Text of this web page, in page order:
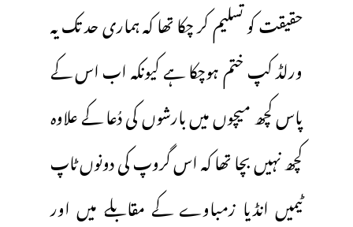
حقیقت کو تسلیم کر چکا تھا کہ ہماری حد تک یہ
ورلڈ کپ ختم ہوچکا ہے کیونکہ اب اس کے
پاس کچھ میچوں میں بارشوں کی دُعا کے علاوہ
کچھ نہیں بچا تھا کہ اس گروپ کی دونوں ٹاپ
ٹیمیں انڈیا زمباوے کے مقابلے میں اور